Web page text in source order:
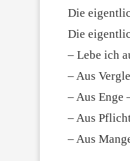
Die
Die
– Lebe ich
– Aus
– Aus Enge
– Aus
– Aus